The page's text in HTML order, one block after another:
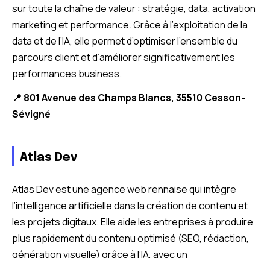
sur toute la chaîne de valeur : stratégie, data, activation
marketing et performance. Grâce à l’exploitation de la
data et de l’IA, elle permet d’optimiser l’ensemble du
parcours client et d’améliorer significativement les
performances business.
📍 801 Avenue des Champs Blancs, 35510 Cesson-
Sévigné
Atlas Dev
Atlas Dev est une agence web rennaise qui intègre
l’intelligence artificielle dans la création de contenu et
les projets digitaux. Elle aide les entreprises à produire
plus rapidement du contenu optimisé (SEO, rédaction,
génération visuelle) grâce à l’IA, avec un